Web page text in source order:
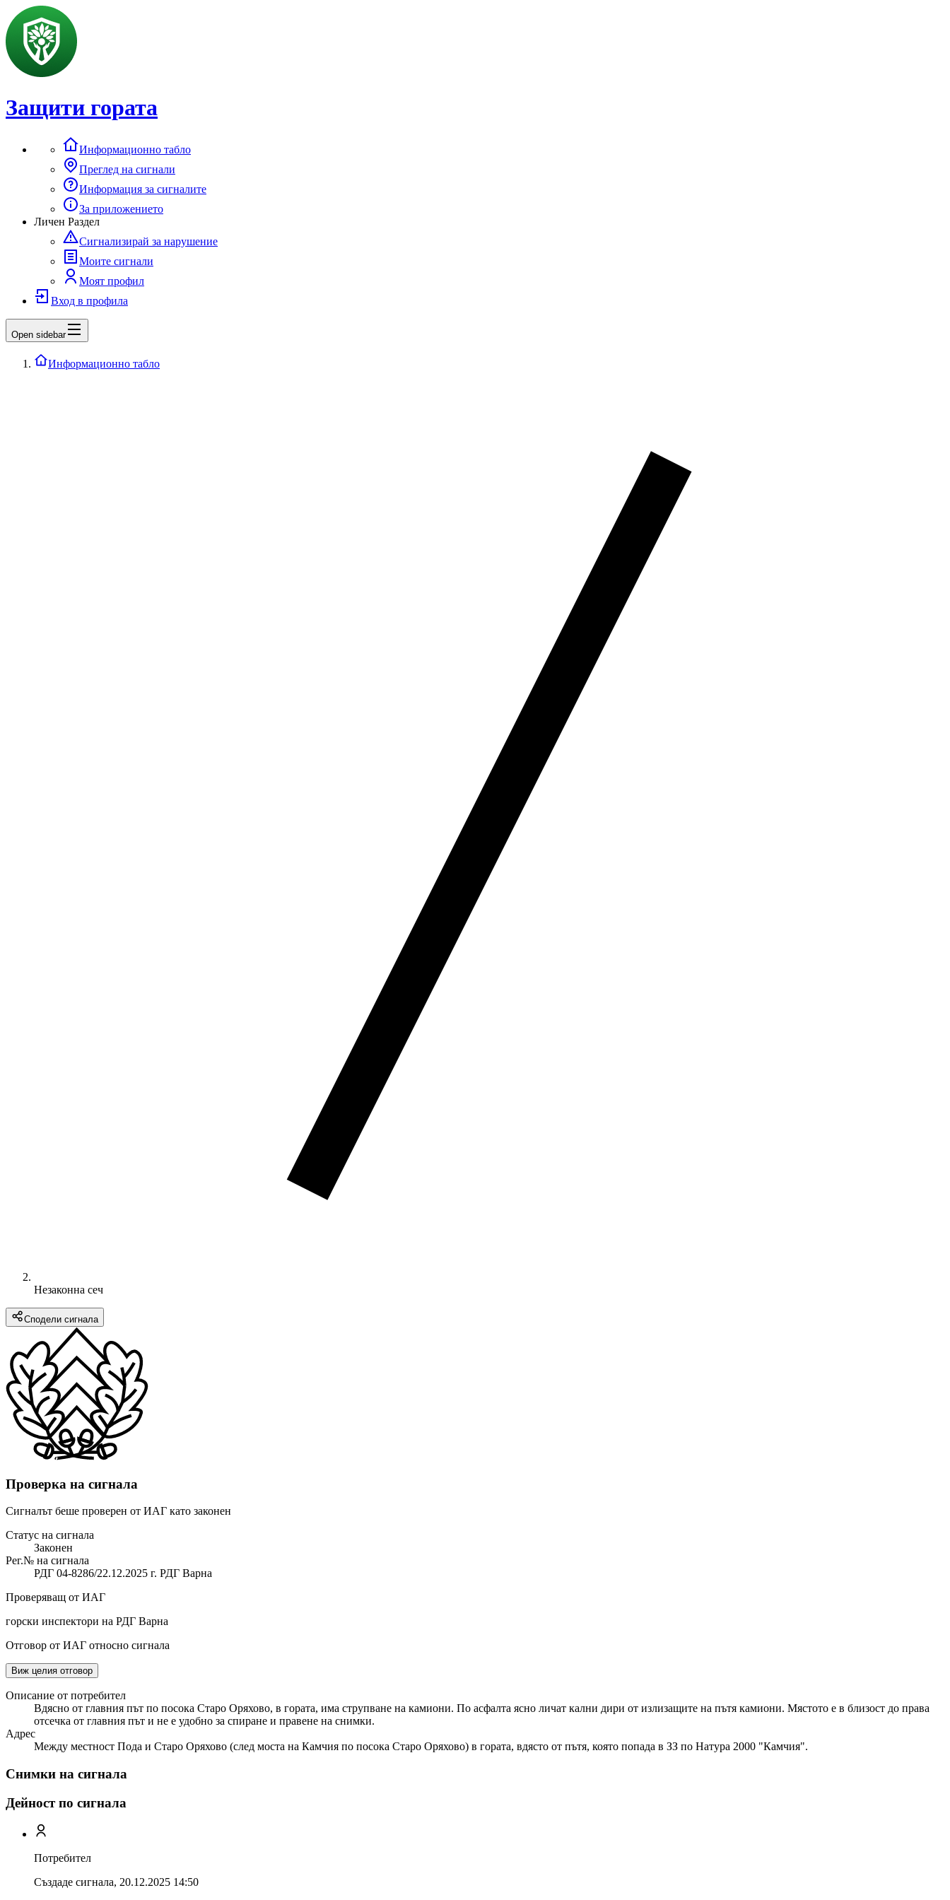
Защити гората
Информационно табло
Преглед на сигнали
Информация за сигналите
За приложението
Личен Раздел
Сигнализирай за нарушение
Моите сигнали
Моят профил
Вход в профила
Open sidebar
Информационно табло
Незаконна сеч
Сподели сигнала
Проверка на сигнала
Сигналът беше проверен от ИАГ като законен
Статус на сигнала
Законен
Рег.№ на сигнала
РДГ 04-8286/22.12.2025 г. РДГ Варна
Проверяващ от ИАГ
горски инспектори на РДГ Варна
Отговор от ИАГ относно сигнала
Виж целия отговор
Описание от потребител
Вдясно от главния път по посока Старо Оряхово, в гората, има струпване на камиони. По асфалта ясно личат кални дири от излизащите на пътя камиони. Мястото е в близост до права
отсечка от главния път и не е удобно за спиране и правене на снимки.
Адрес
Между местност Пода и Старо Оряхово (след моста на Камчия по посока Старо Оряхово) в гората, вдясто от пътя, която попада в ЗЗ по Натура 2000 "Камчия".
Снимки на сигнала
Дейност по сигнала
Потребител
Създаде сигнала, 20.12.2025 14:50